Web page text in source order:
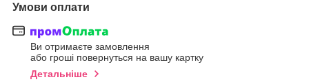
Умови оплати
Ви отримаєте замовлення
або гроші повернуться на вашу картку
Детальніше